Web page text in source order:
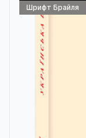
Шрифт Брайля